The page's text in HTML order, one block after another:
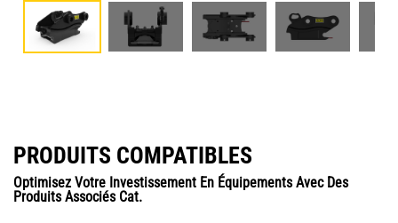
PRODUITS COMPATIBLES
Optimisez Votre Investissement En Équipements Avec Des
Produits Associés Cat.